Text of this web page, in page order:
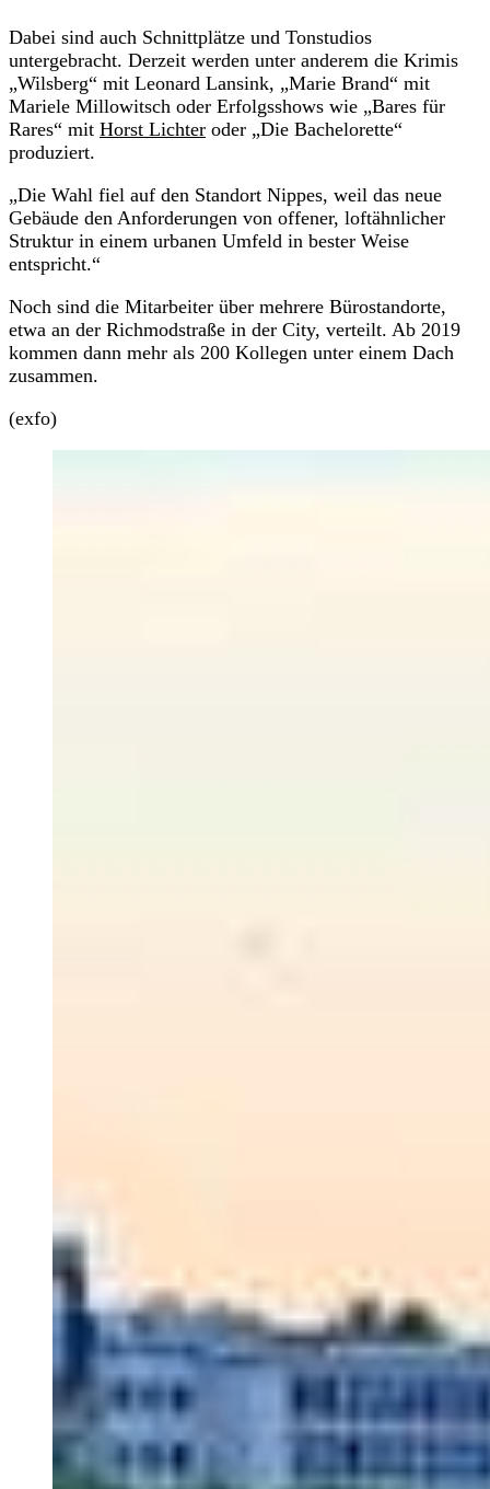
Dabei sind auch Schnittplätze und Tonstudios
untergebracht. Derzeit werden unter anderem die Krimis
„Wilsberg“ mit Leonard Lansink, „Marie Brand“ mit
Mariele Millowitsch oder Erfolgsshows wie „Bares für
Rares“ mit Horst Lichter oder „Die Bachelorette“
produziert.
„Die Wahl fiel auf den Standort Nippes, weil das neue
Gebäude den Anforderungen von offener, loftähnlicher
Struktur in einem urbanen Umfeld in bester Weise
entspricht.“
Noch sind die Mitarbeiter über mehrere Bürostandorte,
etwa an der Richmodstraße in der City, verteilt. Ab 2019
kommen dann mehr als 200 Kollegen unter einem Dach
zusammen.
(exfo)